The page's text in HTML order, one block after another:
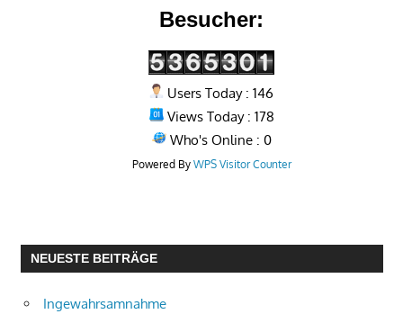
Besucher:
Users Today : 146
Views Today : 178
Who's Online : 0
Powered By WPS Visitor Counter
NEUESTE BEITRÄGE
Ingewahrsamnahme